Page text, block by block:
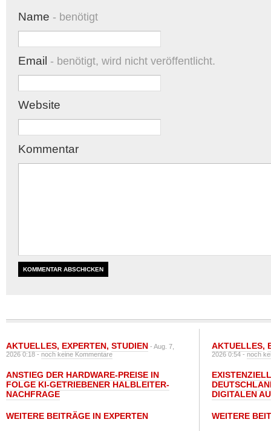
Name - benötigt
Email - benötigt, wird nicht veröffentlicht.
Website
Kommentar
AKTUELLES, EXPERTEN, STUDIEN - Aug. 7,
2026 0:18 -noch keine Kommentare
ANSTIEG DER HARDWARE-PREISE IN
FOLGE KI-GETRIEBENER HALBLEITER-
NACHFRAGE
WEITERE BEITRÄGE IN EXPERTEN
AKTUELLES,
2026 0:54 -noch
DIGITALEN
WEITERE